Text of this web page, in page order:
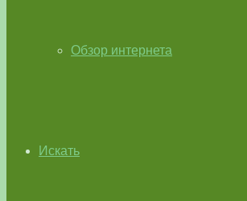
Обзор интернета
Искать